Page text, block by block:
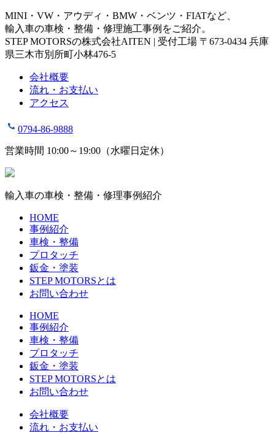
MINI・VW・アウディ・BMW・ベンツ・FIATなど、
輸入車の車検・整備・修理施工事例をご紹介。
STEP MOTORSの株式会社AITEN | 受付工場 〒673-0434 兵庫
県三木市別所町小林476-5
会社概要
流れ・お支払い
アクセス
0794-86-9888
営業時間 10:00～19:00（水曜日定休）
輸入車の車検・整備・修理事例紹介
HOME
事例紹介
車検・整備
プロタッチ
鈑金・塗装
STEP MOTORSとは
お問い合わせ
HOME
事例紹介
車検・整備
プロタッチ
鈑金・塗装
STEP MOTORSとは
お問い合わせ
会社概要
流れ・お支払い